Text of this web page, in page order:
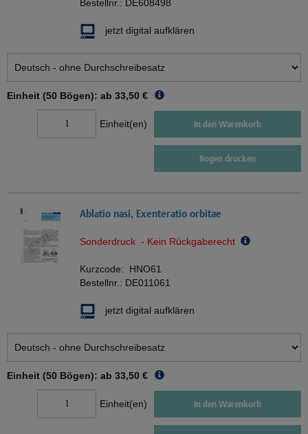
Bestellnr.: DE608498
jetzt digital aufklären
Einheit (50 Bögen): ab 33,50 €
Einheit(en) In den Warenkorb
Bogen drucken
Ablatio nasi, Exenteratio orbitae
Sonderdruck - Kein Rückgaberecht
Kurzcode: HNO61
Bestellnr.: DE011061
jetzt digital aufklären
Einheit (50 Bögen): ab 33,50 €
Einheit(en) In den Warenkorb